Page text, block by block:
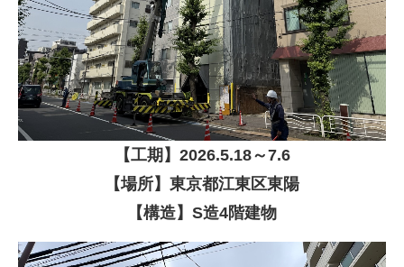
【工期】 2026.5.18～7.6
【場所】東京都江東区東陽
【構造】S造4階建物